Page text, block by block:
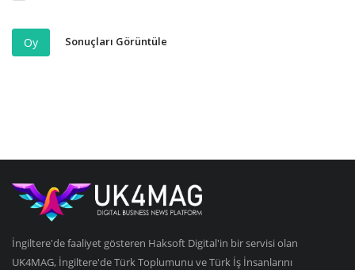
Oy Sonuçları Görüntüle
İngiltere'de faaliyet gösteren Haksoft Digital'in bir servisi olan
UK4MAG, İngiltere'de Türk Toplumunu ve Türk İş İnsanlarını